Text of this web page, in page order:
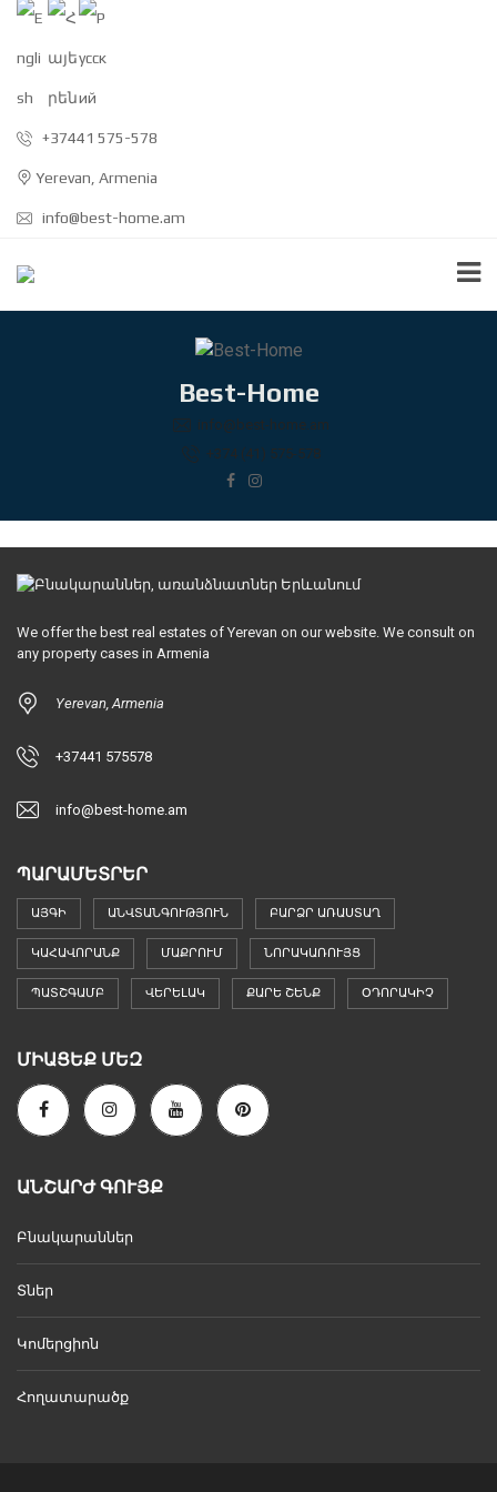
+37441 575-578
Yerevan, Armenia
info@best-home.am
Best-Home
info@best-home.am
+374 (41) 575-578
We offer the best real estates of Yerevan on our website. We consult on
any property cases in Armenia
Yerevan, Armenia
+37441 575578
info@best-home.am
ՊԱՐԱՄԵՏՐԵՐ
ԱՅԳԻ ԱՆՎՏԱՆԳՈՒԹՅՈՒՆ ԲԱՐՁՐ ԱՌԱՍՏԱՂ
ԿԱՀԱՎՈՐԱՆՔ ՄԱՔՐՈՒՄ ՆՈՐԱԿԱՌՈՒՅՑ
ՊԱՏՇԳԱՄԲ ՎԵՐԵԼԱԿ ՔԱՐԵ ՇԵՆՔ ՕԴՈՐԱԿԻՉ
ՄԻԱՑԵՔ ՄԵԶ
ԱՆՇԱՐԺ ԳՈՒՅՔ
Բնակարաններ
Տներ
Կոմերցիոն
Հողատարածք